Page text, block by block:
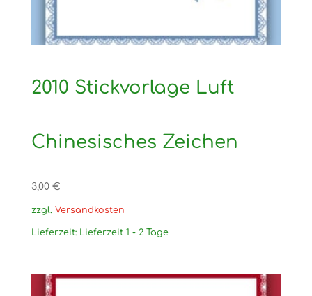
2010 Stickvorlage Luft
Chinesisches Zeichen
3,00 €
zzgl. Versandkosten
Lieferzeit: Lieferzeit 1 - 2 Tage